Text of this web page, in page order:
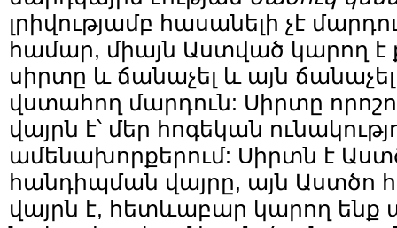
լրիվությամբ հասանելի չէ
համար, միայն Աստված կարող է
սիրտը և ճանաչել և այն
վստահող մարդուն: Սիրտը
վայրն է՝ մեր հոգեկան
ամենախորքերում: Սիրտն է
հանդիպման վայրը, այն Աստծո
վայրն է, հետևաբար կարող ենք